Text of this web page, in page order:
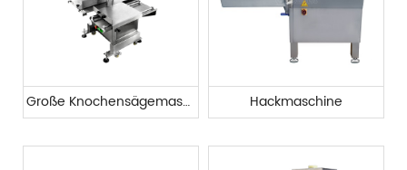
Große Knochensägemaschine Hackmaschine